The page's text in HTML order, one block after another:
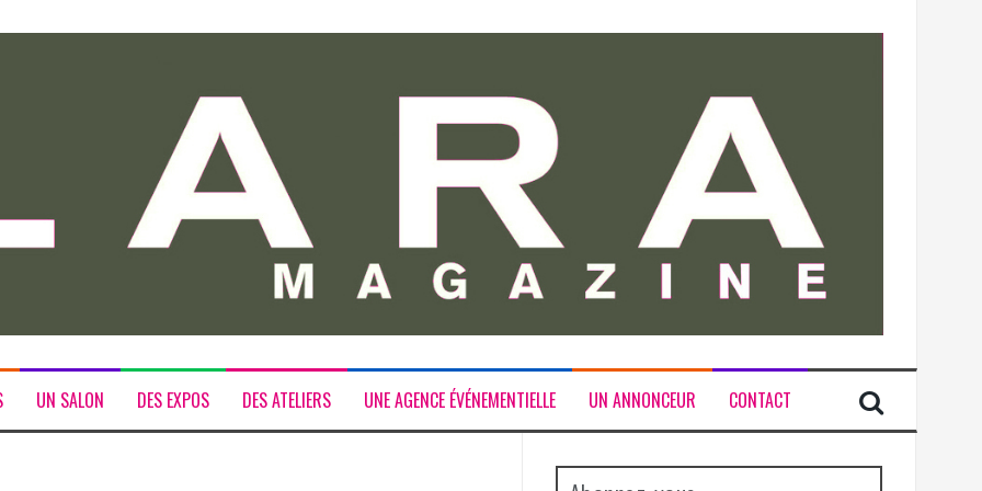
UN SALON DES EXPOS DES ATELIERS UNE AGENCE ÉVÉNEMENTIELLE UN ANNONCEUR CONTACT